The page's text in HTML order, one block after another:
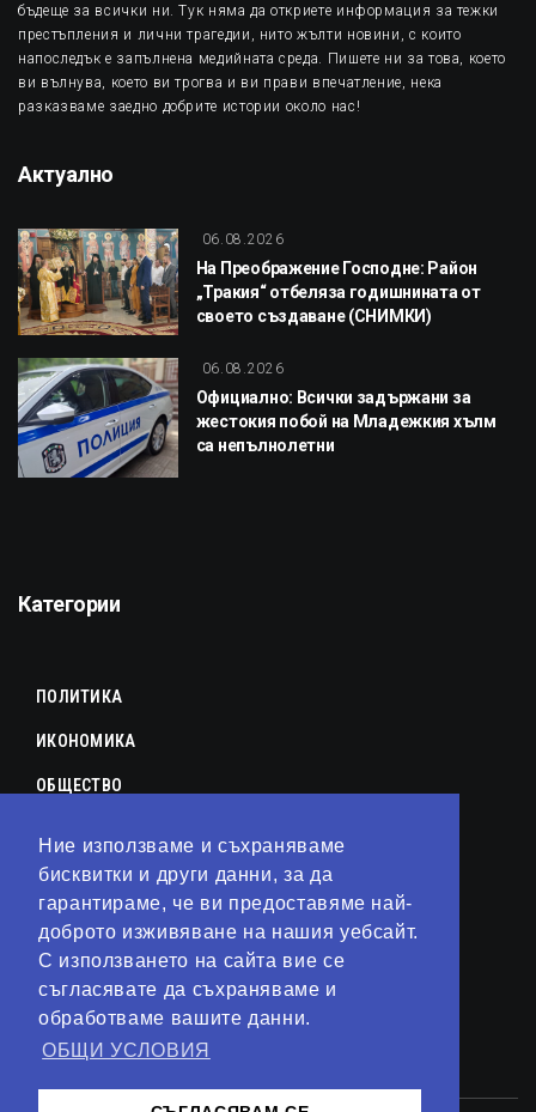
Ние използваме и съхраняваме
бисквитки и други данни, за да
гарантираме, че ви предоставяме най-
доброто изживяване на нашия уебсайт.
С използването на сайта вие се
съгласявате да съхраняваме и
обработваме вашите данни.
ОБЩИ УСЛОВИЯ
бъдеще за всички ни. Тук няма да откриете информация за тежки
престъпления и лични трагедии, нито жълти новини, с които
напоследък е запълнена медийната среда. Пишете ни за това, което
ви вълнува, което ви трогва и ви прави впечатление, нека
разказваме заедно добрите истории около нас!
Актуално
06.08.2026
На Преображение Господне: Район
„Тракия“ отбеляза годишнината от
своето създаване (СНИМКИ)
06.08.2026
Официално: Всички задържани за
жестокия побой на Младежкия хълм
са непълнолетни
Категории
ПОЛИТИКА
ИКОНОМИКА
ОБЩЕСТВО
КУЛТУРА
ЛАЙФСТАЙЛ
ТЕХНОЛОГИИ
АНАЛИЗИ
СВЯТ